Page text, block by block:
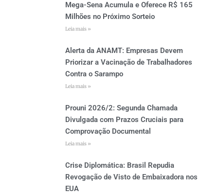
Mega-Sena Acumula e Oferece R$ 165
Milhões no Próximo Sorteio
Leia mais »
Alerta da ANAMT: Empresas Devem
Priorizar a Vacinação de Trabalhadores
Contra o Sarampo
Leia mais »
Prouni 2026/2: Segunda Chamada
Divulgada com Prazos Cruciais para
Comprovação Documental
Leia mais »
Crise Diplomática: Brasil Repudia
Revogação de Visto de Embaixadora nos
EUA